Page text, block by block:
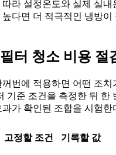
라 설정온도와 실제 실내
다면 더 적극적인 냉방이
터 청소 비용 절
번에 적용하면 어떤 조치
기준 조건을 측정한 뒤 한
가 확인된 조합을 시험한
고정할 조건 기록할 값